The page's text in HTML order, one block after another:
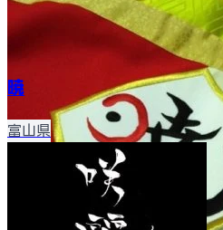
暁
富山県